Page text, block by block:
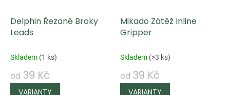
Delphin Řezané Broky
Leads
Skladem (1 ks)
od 39 Kč
Mikado Zátěž Inline
Gripper
Skladem (>3 ks)
od 39 Kč